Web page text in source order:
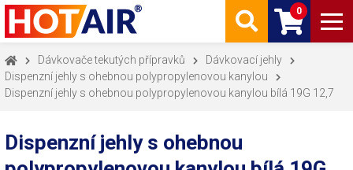
0
Dávkovače tekutých přípravků
Dávkovací jehly
Dispenzní jehly s ohebnou polypropylenovou kanylou
Dispenzní jehly s ohebnou polypropylenovou kanylou bílá 19G 12,7
Dispenzní jehly s ohebnou